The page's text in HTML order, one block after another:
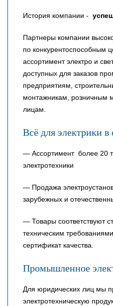
История компании -
Партнеры компании
по конкурентоспособным
ассортимент электро и
доступных для заказов
предприятиям,
монтажникам, розничным
лицам.
Всё для электрики
— Ассортимент более 20
электротехники
— Продажа
зарубежных и
— Товары соответствуют
техническим
сертификат качества.
Промышленное
Для юридических лиц мы
электротехническую